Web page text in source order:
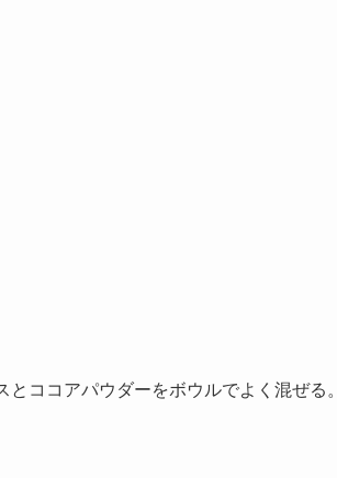
ココアパウダーをボウルでよく混ぜる。